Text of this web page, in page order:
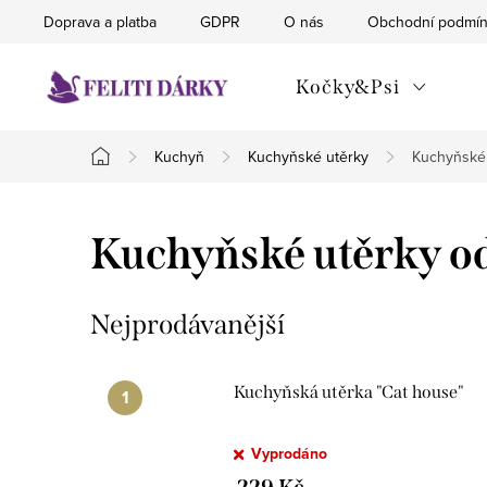
Doprava a platba GDPR O nás Obchodní
Kočky&Psi
Domů
Kuchyň Kuchyňské utěrky
Kuchyňské utěrky
Nejprodávanější
Kuchyňská utěrka "Cat house"
Vyprodáno